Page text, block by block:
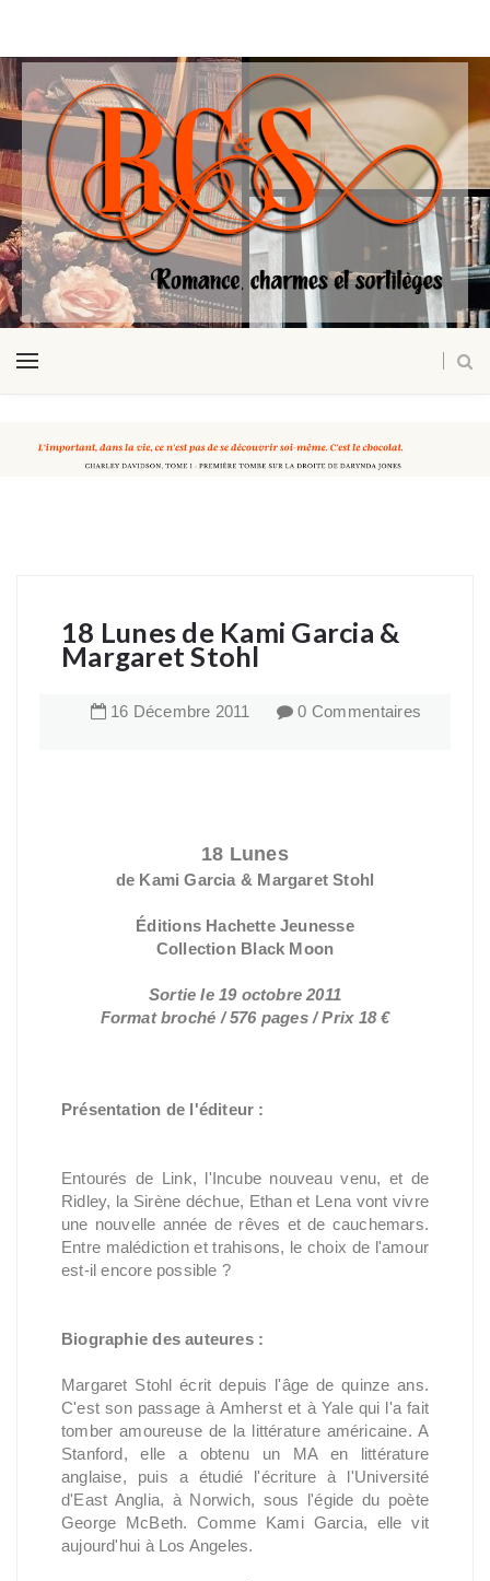
18 Lunes de Kami Garcia &
Margaret Stohl
16 Décembre 2011 0 Commentaires
18 Lunes
de Kami Garcia & Margaret Stohl
Éditions Hachette Jeunesse
Collection Black Moon
Sortie le 19 octobre 2011
Format broché / 576 pages / Prix 18 €
Présentation de l'éditeur :
Entourés de Link, l'Incube nouveau venu, et de
Ridley, la Sirène déchue, Ethan et Lena vont vivre
une nouvelle année de rêves et de cauchemars.
Entre malédiction et trahisons, le choix de l'amour
est-il encore possible ?
Biographie des auteures :
Margaret Stohl écrit depuis l'âge de quinze ans.
C'est son passage à Amherst et à Yale qui l'a fait
tomber amoureuse de la littérature américaine. A
Stanford, elle a obtenu un MA en littérature
anglaise, puis a étudié l'écriture à l'Université
d'East Anglia, à Norwich, sous l'égide du poète
George McBeth. Comme Kami Garcia, elle vit
aujourd'hui à Los Angeles.